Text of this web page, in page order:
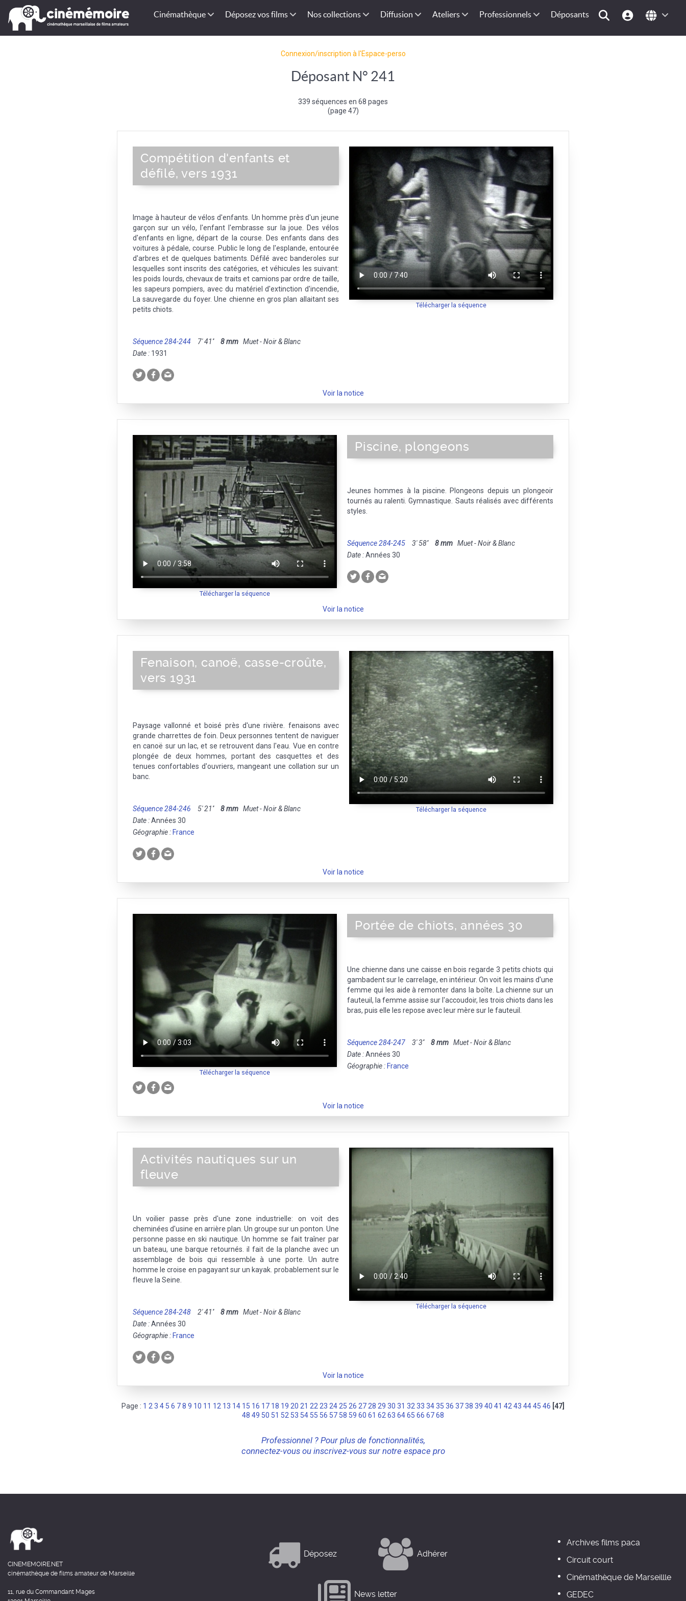
Cinémathèque Déposez vos films Nos collections Diffusion Ateliers Professionnels Déposants
Connexion/inscription à l'Espace-perso
Déposant N° 241
339 séquences en 68 pages
(page 47)
Télécharger la séquence
Compétition d'enfants et
défilé, vers 1931
Image à hauteur de vélos d'enfants. Un homme près d'un jeune
garçon sur un vélo, l'enfant l'embrasse sur la joue. Des vélos
d'enfants en ligne, départ de la course. Des enfants dans des
voitures à pédale, course. Public le long de l'esplande, entourée
d'arbres et de quelques batiments. Défilé avec banderoles sur
lesquelles sont inscrits des catégories, et véhicules les suivant:
les poids lourds, chevaux de traits et camions par ordre de taille,
les sapeurs pompiers, avec du matériel d'extinction d'incendie,
La sauvegarde du foyer. Une chienne en gros plan allaitant ses
petits chiots.
Séquence 284-244 7' 41'' 8 mm Muet - Noir & Blanc
Date : 1931
Voir la notice
Télécharger la séquence
Piscine, plongeons
Jeunes hommes à la piscine. Plongeons depuis un plongeoir
tournés au ralenti. Gymnastique. Sauts réalisés avec différents
styles.
Séquence 284-245 3' 58'' 8 mm Muet - Noir & Blanc
Date :Années 30
Voir la notice
Télécharger la séquence
Fenaison, canoë, casse-croûte,
vers 1931
Paysage vallonné et boisé près d'une rivière. fenaisons avec
grande charrettes de foin. Deux personnes tentent de naviguer
en canoë sur un lac, et se retrouvent dans l'eau. Vue en contre
plongée de deux hommes, portant des casquettes et des
tenues confortables d'ouvriers, mangeant une collation sur un
banc.
Séquence 284-246 5' 21'' 8 mm Muet - Noir & Blanc
Date :Années 30
Géographie : France
Voir la notice
Télécharger la séquence
Portée de chiots, années 30
Une chienne dans une caisse en bois regarde 3 petits chiots qui
gambadent sur le carrelage, en intérieur. On voit les mains d'une
femme qui les aide à remonter dans la boîte. La chienne sur un
fauteuil, la femme assise sur l'accoudoir, les trois chiots dans les
bras, puis elle les repose avec leur mère sur le fauteuil.
Séquence 284-247 3' 3'' 8 mm Muet - Noir & Blanc
Date :Années 30
Géographie : France
Voir la notice
Télécharger la séquence
Activités nautiques sur un
fleuve
Un voilier passe près d'une zone industrielle: on voit des
cheminées d'usine en arrière plan. Un groupe sur un ponton. Une
personne passe en ski nautique. Un homme se fait traîner par
un bateau, une barque retournés. il fait de la planche avec un
assemblage de bois qui ressemble à une porte. Un autre
homme le croise en pagayant sur un kayak. probablement sur le
fleuve la Seine.
Séquence 284-248 2' 41'' 8 mm Muet - Noir & Blanc
Date :Années 30
Géographie : France
Voir la notice
Page : 1 2 3 4 5 6 78 9 10 11 12 13 14 15 16 17 18 19 20 21 22 23 24 25 26 27 28 29 30 31 32 33 3435 36 3738 39 40 41 42 43 4445 46 [47]
48 49 50 51 52 53 54 55 56 57 58 59 60 61 62 63 6465 66 6768
Professionnel ? Pour plus de fonctionnalités,
connectez-vous ou inscrivez-vous sur notre espace pro
CINEMEMOIRE.NET
cinémathèque de films amateur de Marseille
11, rue du Commandant Mages
Déposez Adhérer
News letter
Archives films paca
Circuit court
Cinémathèque de Marseillle
GEDEC